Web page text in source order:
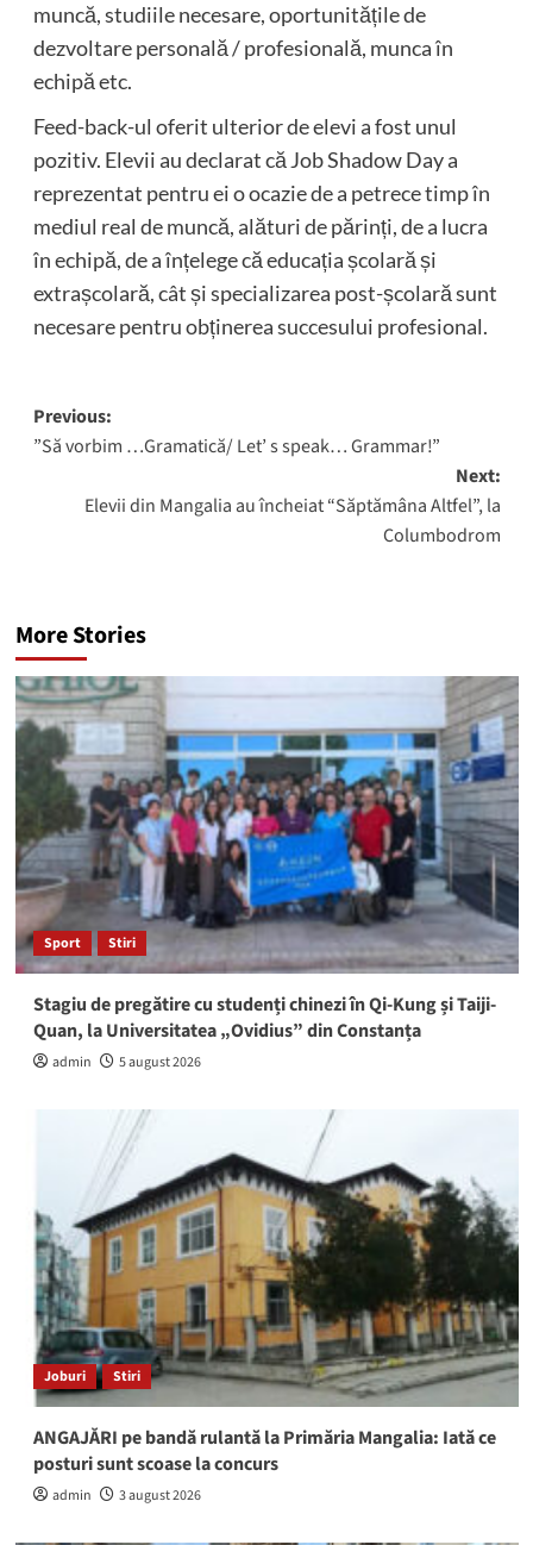
muncă, studiile necesare, oportunitățile de
dezvoltare personală / profesională, munca în
echipă etc.
Feed-back-ul oferit ulterior de elevi a fost unul
pozitiv. Elevii au declarat că Job Shadow Day a
reprezentat pentru ei o ocazie de a petrece timp în
mediul real de muncă, alături de părinți, de a lucra
în echipă, de a înțelege că educația școlară și
extrașcolară, cât și specializarea post-școlară sunt
necesare pentru obținerea succesului profesional.
Post
navigation
Previous:
”Să vorbim …Gramatică/ Let’ s speak… Grammar!”
Next:
Elevii din Mangalia au încheiat “Săptămâna Altfel”, la
Columbodrom
More Stories
Sport Stiri
Stagiu de pregătire cu studenți chinezi în Qi-Kung și Taiji-
Quan, la Universitatea „Ovidius” din Constanța
admin 5 august 2026
Joburi Stiri
ANGAJĂRI pe bandă rulantă la Primăria Mangalia: Iată ce
posturi sunt scoase la concurs
admin 3 august 2026